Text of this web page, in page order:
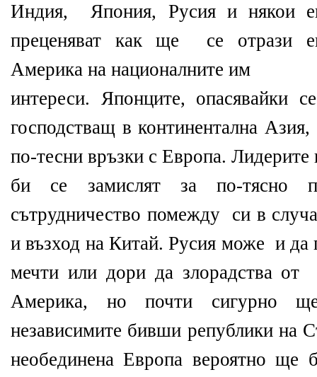
Индия, Япония, Русия и някои
преценяват как ще се отрази
Америка на националните им
интереси. Японците, опасявайки
господстващ в континентална
по-тесни връзки с Европа.
би се замислят за по-тясно
сътрудничество помежду си в
и възход на Китай. Русия може и да
мечти или дори да злорадства от
Америка, но почти сигурно
независимите бивши републики на
необединена Европа вероятно ще